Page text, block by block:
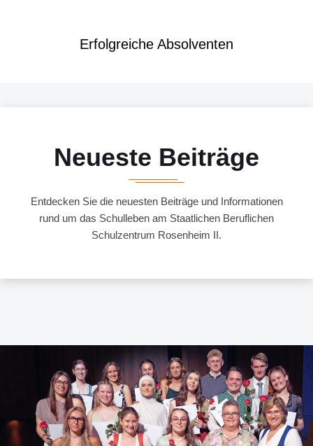
Erfolgreiche Absolventen
Neueste Beiträge
Entdecken Sie die neuesten Beiträge und Informationen
rund um das Schulleben am Staatlichen Beruflichen
Schulzentrum Rosenheim II.